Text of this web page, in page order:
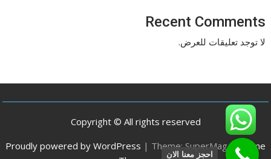
Recent Comments
لا توجد تعليقات للعرض.
Copyright © All rights reserved
Proudly powered by WordPress | Theme: SuperMag by
Acme
احجز معنا الان